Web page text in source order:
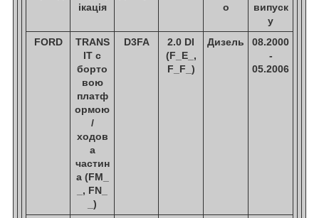
ікація
о
випуск
у
FORD
TRANS
IT c
борто
вою
платф
ормою
/
ходов
а
частин
а (FM_
_, FN_
_)
D3FA
2.0 DI
(F_E_,
F_F_)
Дизель
08.2000
-
05.2006